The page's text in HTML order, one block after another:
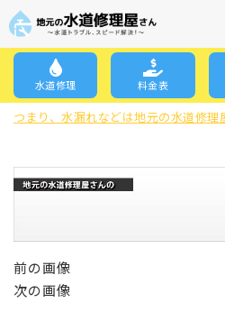
Skip
main
content
水道修理 料金表
つまり、水漏れなどは地元の水道修
前の画像
次の画像